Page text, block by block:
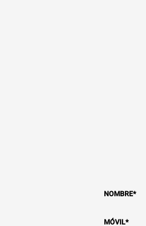
NOMBRE*
MÓVIL*